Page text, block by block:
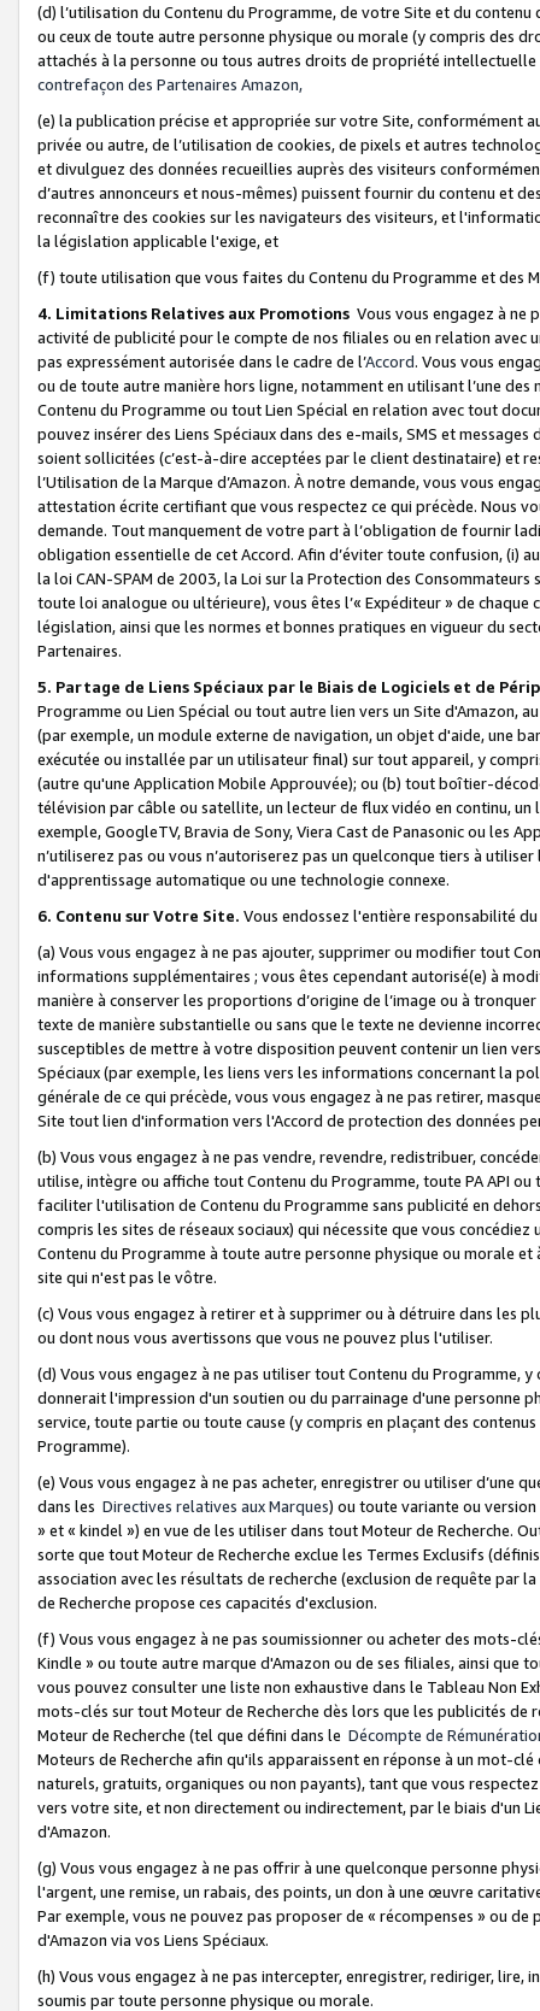
(d) l’utilisation du Contenu du Programme, de votre Site et du
ou ceux de toute autre personne physique ou morale (y compris des
attachés à la personne ou tous autres droits de propriété
contrefaçon des Partenaires Amazon,
(e) la publication précise et appropriée sur votre Site, conformément
privée ou autre, de l’utilisation de cookies, de pixels et autres
et divulguez des données recueillies auprès des visiteurs
d’autres annonceurs et nous-mêmes) puissent fournir du contenu et
reconnaître des cookies sur les navigateurs des visiteurs, et
la législation applicable l'exige, et
(f) toute utilisation que vous faites du Contenu du Programme et des
4. Limitations Relatives aux Promotions Vous vous engagez à ne
activité de publicité pour le compte de nos filiales ou en relation avec
pas expressément autorisée dans le cadre de l’Accord. Vous vous
ou de toute autre manière hors ligne, notamment en utilisant l’une
Contenu du Programme ou tout Lien Spécial en relation avec tout
pouvez insérer des Liens Spéciaux dans des e-mails, SMS et
soient sollicitées (c’est-à-dire acceptées par le client destinataire) et
l’Utilisation de la Marque d’Amazon. À notre demande, vous vous
attestation écrite certifiant que vous respectez ce qui précède. Nous
demande. Tout manquement de votre part à l’obligation de fournir
obligation essentielle de cet Accord. Afin d’éviter toute confusion, (i)
la loi CAN-SPAM de 2003, la Loi sur la Protection des
toute loi analogue ou ultérieure), vous êtes l’« Expéditeur » de
législation, ainsi que les normes et bonnes pratiques en vigueur du
Partenaires.
5. Partage de Liens Spéciaux par le Biais de Logiciels et de
Programme ou Lien Spécial ou tout autre lien vers un Site d'Amazon,
(par exemple, un module externe de navigation, un objet d'aide, une
exécutée ou installée par un utilisateur final) sur tout appareil, y
(autre qu'une Application Mobile Approuvée); ou (b) tout boîtier-
télévision par câble ou satellite, un lecteur de flux vidéo en continu,
exemple, GoogleTV, Bravia de Sony, Viera Cast de Panasonic ou les
n’utiliserez pas ou vous n’autoriserez pas un quelconque tiers à
d'apprentissage automatique ou une technologie connexe.
6. Contenu sur Votre Site. Vous endossez l'entière responsabilité
(a) Vous vous engagez à ne pas ajouter, supprimer ou modifier tout
informations supplémentaires ; vous êtes cependant autorisé(e) à
manière à conserver les proportions d’origine de l’image ou à
texte de manière substantielle ou sans que le texte ne devienne
susceptibles de mettre à votre disposition peuvent contenir un lien
Spéciaux (par exemple, les liens vers les informations concernant la
générale de ce qui précède, vous vous engagez à ne pas retirer,
Site tout lien d'information vers l'Accord de protection des données
(b) Vous vous engagez à ne pas vendre, revendre, redistribuer,
utilise, intègre ou affiche tout Contenu du Programme, toute PA API
faciliter l'utilisation de Contenu du Programme sans publicité en
compris les sites de réseaux sociaux) qui nécessite que vous
Contenu du Programme à toute autre personne physique ou morale
site qui n'est pas le vôtre.
(c) Vous vous engagez à retirer et à supprimer ou à détruire dans les
ou dont nous vous avertissons que vous ne pouvez plus l'utiliser.
(d) Vous vous engagez à ne pas utiliser tout Contenu du Programme,
donnerait l'impression d'un soutien ou du parrainage d'une personne
service, toute partie ou toute cause (y compris en plaçant des
Programme).
(e) Vous vous engagez à ne pas acheter, enregistrer ou utiliser d’une
dans les Directives relatives aux Marques) ou toute variante ou
» et « kindel ») en vue de les utiliser dans tout Moteur de Recherche.
sorte que tout Moteur de Recherche exclue les Termes Exclusifs
association avec les résultats de recherche (exclusion de requête
de Recherche propose ces capacités d'exclusion.
(f) Vous vous engagez à ne pas soumissionner ou acheter des mots-
Kindle » ou toute autre marque d'Amazon ou de ses filiales, ainsi que
vous pouvez consulter une liste non exhaustive dans le Tableau Non
mots-clés sur tout Moteur de Recherche dès lors que les publicités de
Moteur de Recherche (tel que défini dans le Décompte de
Moteurs de Recherche afin qu'ils apparaissent en réponse à un mot-
naturels, gratuits, organiques ou non payants), tant que vous
vers votre site, et non directement ou indirectement, par le biais d'un
d'Amazon.
(g) Vous vous engagez à ne pas offrir à une quelconque personne
l'argent, une remise, un rabais, des points, un don à une œuvre
Par exemple, vous ne pouvez pas proposer de « récompenses » ou
d'Amazon via vos Liens Spéciaux.
(h) Vous vous engagez à ne pas intercepter, enregistrer, rediriger,
soumis par toute personne physique ou morale.